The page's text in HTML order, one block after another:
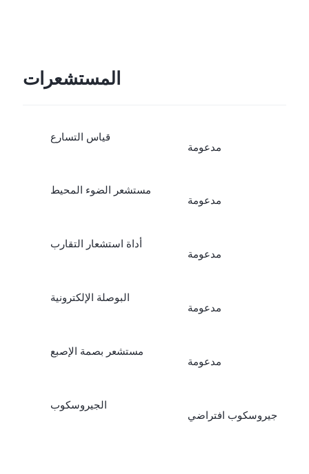
المستشعرات
قياس التسارع
مدعومة
مستشعر الضوء المحيط
مدعومة
أداة استشعار التقارب
مدعومة
البوصلة الإلكترونية
مدعومة
مستشعر بصمة الإصبع
مدعومة
الجيروسكوب
جيروسكوب افتراضي